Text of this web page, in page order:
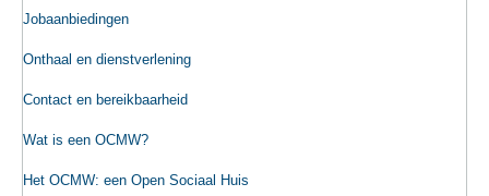
Jobaanbiedingen
Onthaal en dienstverlening
Contact en bereikbaarheid
Wat is een OCMW?
Het OCMW: een Open Sociaal Huis